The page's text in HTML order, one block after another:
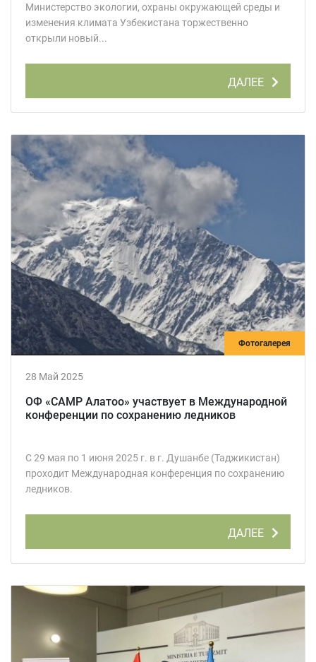
Министерство экологии, охраны окружающей среды и
изменения климата Узбекистана торжественно
открыли новый...
ДАЛЕЕ
Фотогалерея
28 Май 2025
ОФ «САМР Алатоо» участвует в Международной
конференции по сохранению ледников
С 29 мая по 1 июня 2025 г. в г. Душанбе (Таджикистан)
проходит Международная конференция по сохранению
ледников.
ДАЛЕЕ